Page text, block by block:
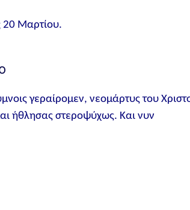
20 Μαρτίου.
γεραίρομεν, νεομάρτυς του
ήθλησας στεροψύχως. Και νυν